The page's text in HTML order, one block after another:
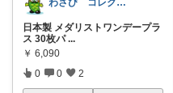
わさび コレクションもご利用ください
日本製 メダリストワンデープラ
ス 30枚パ ...
￥ 6,090
0 0 2